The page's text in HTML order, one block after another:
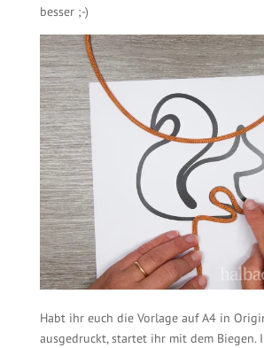
besser ;-)
Habt ihr euch die Vorlage auf A4 in
ausgedruckt, startet ihr mit dem Biegen.